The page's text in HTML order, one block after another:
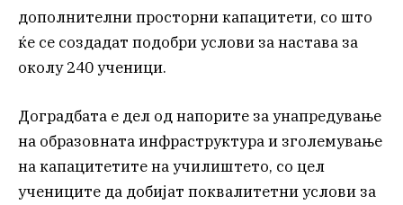
дополнителни просторни капацитети, со што
ќе се создадат подобри услови за настава за
околу 240 ученици.
Доградбата е дел од напорите за унапредување
на образовната инфраструктура и зголемување
на капацитетите на училиштето, со цел
учениците да добијат поквалитетни услови за